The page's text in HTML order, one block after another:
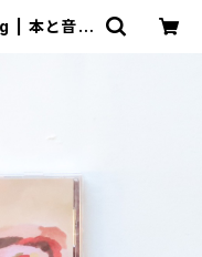
本と音楽